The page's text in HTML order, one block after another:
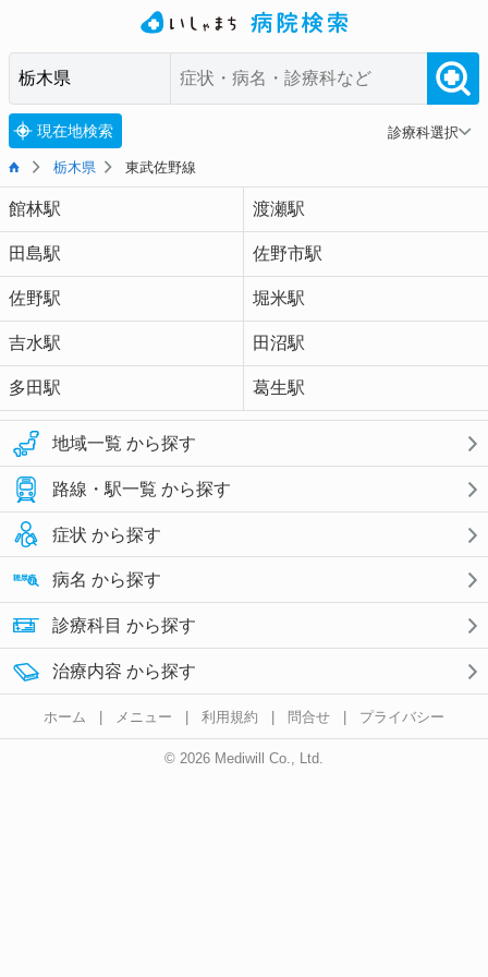
現在地検索 診療科選択
栃木県 東武佐野線
館林駅 渡瀬駅
田島駅 佐野市駅
佐野駅 堀米駅
吉水駅 田沼駅
多田駅 葛生駅
地域一覧 から探す
路線・駅一覧 から探す
症状 から探す
病名 から探す
診療科目 から探す
治療内容 から探す
ホーム | メニュー | 利用規約 | 問合せ | プライバシー
© 2026 Mediwill Co., Ltd.